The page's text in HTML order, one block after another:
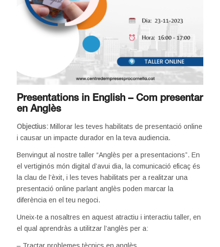
Presentations in English – Com presentar
en Anglès
Objectius: Millorar les teves habilitats de presentació online
i causar un impacte durador en la teva audiencia.
Benvingut al nostre taller “Anglès per a presentacions”. En
el vertiginós món digital d’avui dia, la comunicació eficaç és
la clau de l’èxit, i les teves habilitats per a realitzar una
presentació online parlant anglès poden marcar la
diferència en el teu negoci.
Uneix-te a nosaltres en aquest atractiu i interactiu taller, en
el qual aprendràs a utilitzar l’anglès per a: